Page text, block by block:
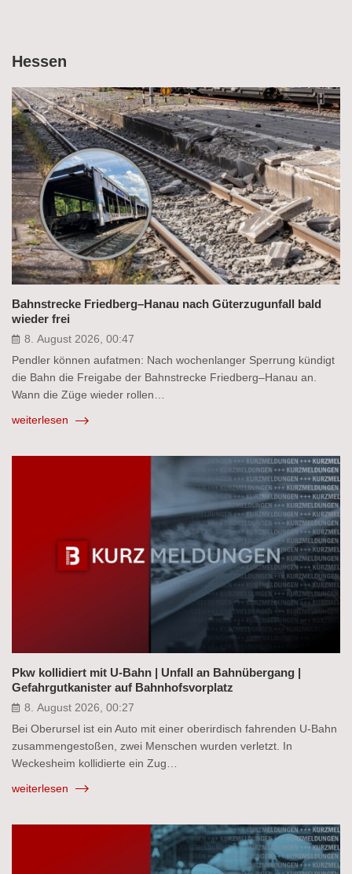
Hessen
Bahnstrecke Friedberg–Hanau nach Güterzugunfall bald
wieder frei
8. August 2026, 00:47
Pendler können aufatmen: Nach wochenlanger Sperrung kündigt
die Bahn die Freigabe der Bahnstrecke Friedberg–Hanau an.
Wann die Züge wieder rollen…
weiterlesen
Pkw kollidiert mit U-Bahn | Unfall an Bahnübergang |
Gefahrgutkanister auf Bahnhofsvorplatz
8. August 2026, 00:27
Bei Oberursel ist ein Auto mit einer oberirdisch fahrenden U-Bahn
zusammengestoßen, zwei Menschen wurden verletzt. In
Weckesheim kollidierte ein Zug…
weiterlesen